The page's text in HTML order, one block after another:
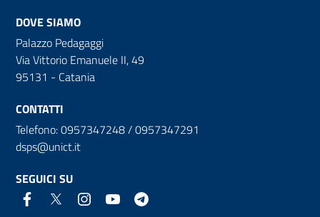
DOVE SIAMO
Palazzo Pedagaggi
Via Vittorio Emanuele II, 49
95131 - Catania
CONTATTI
Telefono: 0957347248 / 0957347291
dsps@unict.it
SEGUICI SU